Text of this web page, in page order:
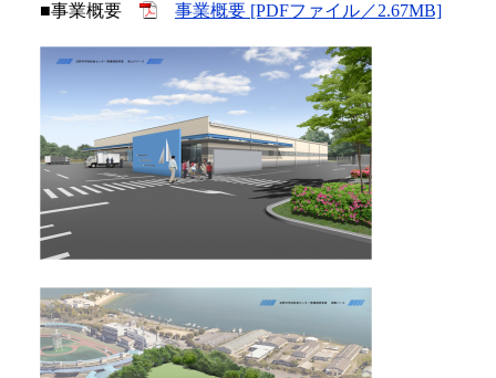
■事業概要 事業概要 [PDFファイル／2.67MB]